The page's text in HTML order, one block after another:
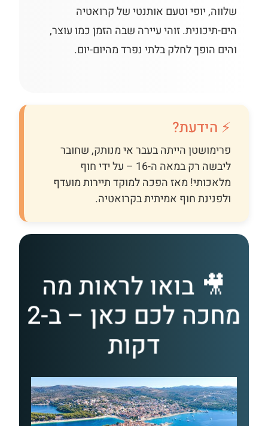
שלווה, יופי וטעם אותנטי של קרואטיה
הים-תיכונית. זוהי עיירה שבה הזמן כמו עוצר,
והים הופך לחלק בלתי נפרד מהיום-יום.
⚡ הידעת?
פרימושטן הייתה בעבר אי מנותק, שחובר
ליבשה רק במאה ה-16 – על ידי חוף
מלאכותי! מאז הפכה למוקד תיירות מועדף
ולפנינת חוף אמיתית בקרואטיה.
🎥 בואו לראות מה
מחכה לכם כאן – ב-2
דקות